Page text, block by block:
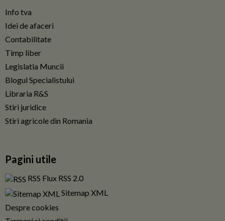
Info tva
Idei de afaceri
Contabilitate
Timp liber
Legislatia Muncii
Blogul Specialistului
Libraria R&S
Stiri juridice
Stiri agricole din Romania
Pagini utile
RSS Flux RSS 2.0
Sitemap XML
Despre cookies